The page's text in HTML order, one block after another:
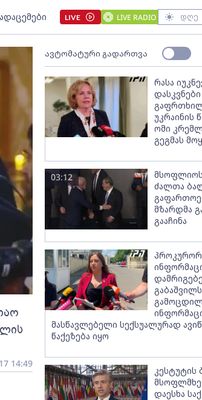
LIVE LIVE RADIO დღე
14:49
ავტომატური გადართვა
რასა
უკრაინის
ომი
გეგმას
ძალთა
მზარდმა
გააჩინა
03:12
მასწავლებელი სექსუალურად
წაქეზება იყო
კესტუტის
დაესხა